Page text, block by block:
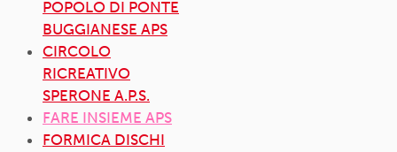
POPOLO DI PONTE
BUGGIANESE APS
CIRCOLO
RICREATIVO
SPERONE A.P.S.
FARE INSIEME APS
FORMICA DISCHI